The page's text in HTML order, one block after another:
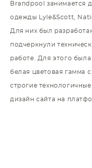
Brandpool занимается
одежды Lyle&Scott,
Для них был
подчеркнули
работе. Для этого
белая цветовая гамма
строгие
дизайн сайта на